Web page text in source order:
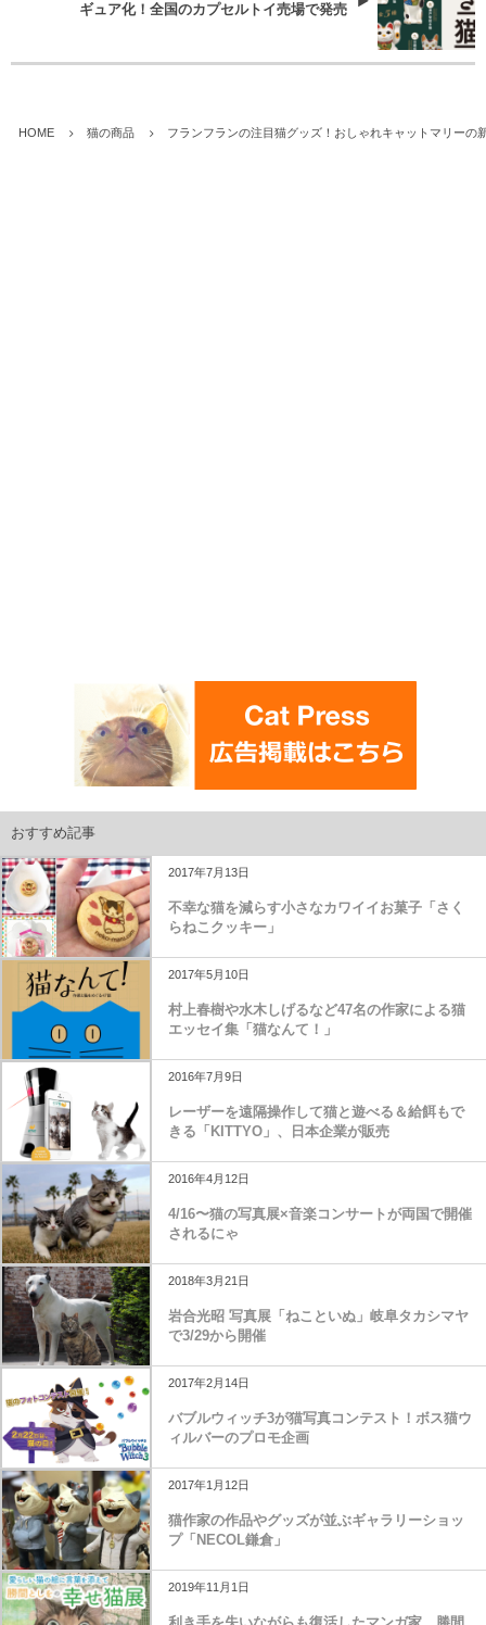
ギュア化！全国のカプセルトイ売場で発売
HOME 猫の商品 フランフランの注目猫グッズ！おしゃれキャットマリーの
おすすめ記事
2017年7月13日
不幸な猫を減らす小さなカワイイお菓子「さく
らねこクッキー」
2017年5月10日
村上春樹や水木しげるなど47名の作家による猫
エッセイ集「猫なんて！」
2016年7月9日
レーザーを遠隔操作して猫と遊べる＆給餌もで
きる「KITTYO」、日本企業が販売
2016年4月12日
4/16〜猫の写真展×音楽コンサートが両国で開催
されるにゃ
2018年3月21日
岩合光昭 写真展「ねこといぬ」岐阜タカシマヤ
で3/29から開催
2017年2月14日
バブルウィッチ3が猫写真コンテスト！ボス猫ウ
ィルバーのプロモ企画
2017年1月12日
猫作家の作品やグッズが並ぶギャラリーショッ
プ「NECOL鎌倉」
2019年11月1日